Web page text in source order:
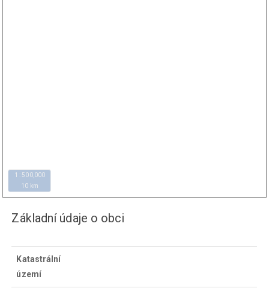
10 km
1 : 500,000
Základní údaje o obci
Katastrální
území